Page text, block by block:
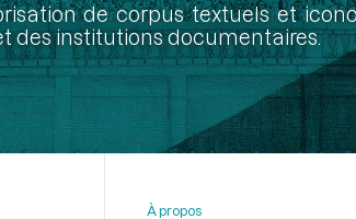
de corpus textuels et
des institutions documentaires.
À propos